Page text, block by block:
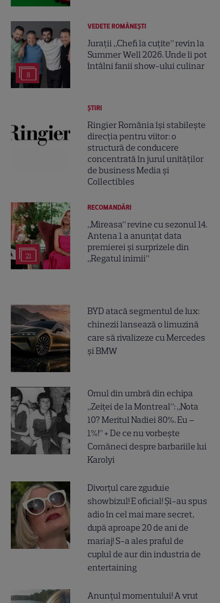
8
VEDETE ROMÂNEŞTI
Jurații „Chefi la cuțite” revin la
Summer Well 2026. Unde îi pot
întâlni fanii show-ului culinar
ȘTIRI
Ringier România își stabilește
direcția pentru viitor: o
structură de conducere
concentrată în jurul unităților
de business Media și
Collectibles
21
RECOMANDĂRI
„Mireasa” revine cu sezonul 14.
Antena 1 a anunțat data
premierei și surprizele din
„Regatul inimii”
BYD atacă segmentul de lux:
chinezii lansează o limuzină
care să rivalizeze cu Mercedes
și BMW
Omul din umbră din echipa
„Zeiței de la Montreal”: „Nota
10? Meritul Nadiei 80%. Eu –
1%!” + De ce nu vorbește
Comăneci despre barbariile lui
Karolyi
Divorțul care zguduie
showbizul! E oficial! Și-au spus
adio în cel mai mare secret,
după aproape 20 de ani de
mariaj! S-a ales praful de
cuplul de aur din industria de
entertaining
Anunțul momentului! A vrut